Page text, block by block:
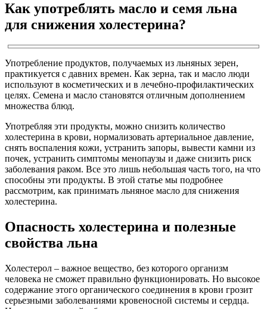
Как употреблять масло и семя льна
для снижения холестерина?
Употребление продуктов, получаемых из льняных зерен,
практикуется с давних времен. Как зерна, так и масло люди
используют в косметических и в лечебно-профилактических
целях. Семена и масло становятся отличным дополнением
множества блюд.
Употребляя эти продукты, можно снизить количество
холестерина в крови, нормализовать артериальное давление,
снять воспаления кожи, устранить запоры, вывести камни из
почек, устранить симптомы менопаузы и даже снизить риск
заболевания раком. Все это лишь небольшая часть того, на что
способны эти продукты. В этой статье мы подробнее
рассмотрим, как принимать льняное масло для снижения
холестерина.
Опасность холестерина и полезные
свойства льна
Холестерол – важное вещество, без которого организм
человека не сможет правильно функционировать. Но высокое
содержание этого органического соединения в крови грозит
серьезными заболеваниями кровеносной системы и сердца.